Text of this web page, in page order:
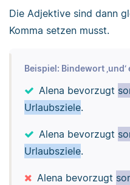
Die Adjektive sind dann
Komma setzen musst.
Beispiel: Bindewort
Alena bevorzugt
Urlaubsziele.
Alena bevorzugt
Urlaubsziele.
Alena bevorzugt